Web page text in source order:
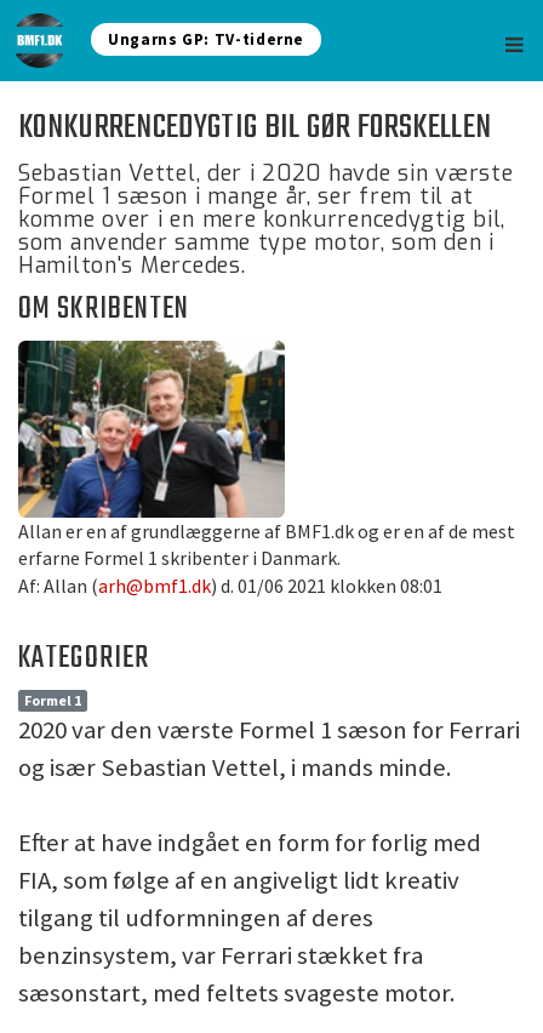
Ungarns GP: TV-tiderne
KONKURRENCEDYGTIG BIL GØR FORSKELLEN
Sebastian Vettel, der i 2020 havde sin værste
Formel 1 sæson i mange år, ser frem til at
komme over i en mere konkurrencedygtig bil,
som anvender samme type motor, som den i
Hamilton's Mercedes.
OM SKRIBENTEN
Allan er en af grundlæggerne af BMF1.dk og er en af de mest
erfarne Formel 1 skribenter i Danmark.
Af: Allan (arh@bmf1.dk) d. 01/06 2021 klokken 08:01
KATEGORIER
Formel 1
2020 var den værste Formel 1 sæson for Ferrari
og især Sebastian Vettel, i mands minde.
Efter at have indgået en form for forlig med
FIA, som følge af en angiveligt lidt kreativ
tilgang til udformningen af deres
benzinsystem, var Ferrari stækket fra
sæsonstart, med feltets svageste motor.